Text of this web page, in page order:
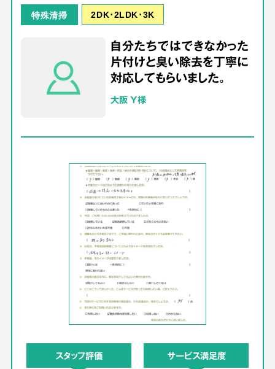
特殊清掃 2DK･2LDK･3K
自分たちではできなかった
片付けと臭い除去を丁寧に
対応してもらいました。
大阪 Y様
スタッフ評価 サービス満足度